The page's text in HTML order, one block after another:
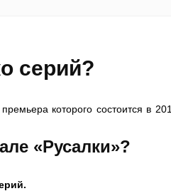
серий?
которого состоится в
«Русалки»?